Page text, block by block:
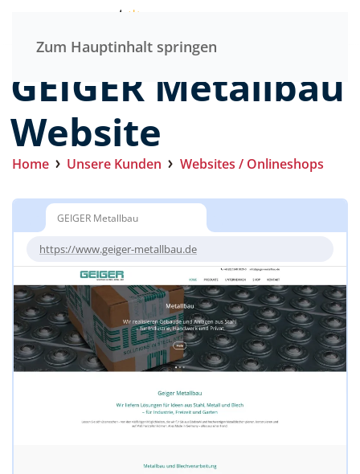
Zum Hauptinhalt springen
GEIGER Metallbau
Website
Home Unsere Kunden Websites / Onlineshops
GEIGER Metallbau
https://www.geiger-metallbau.de